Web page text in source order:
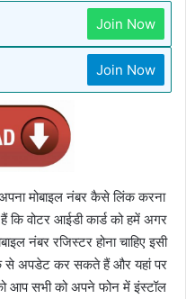
Join Now
Join Now
मोबाइल नंबर कैसे लिंक करना
वोटर आईडी कार्ड को हमें अगर
नंबर रजिस्टर होना चाहिए इसी
से अपडेट कर सकते हैं और यहां पर
आप सभी को अपने फोन में इंस्टॉल